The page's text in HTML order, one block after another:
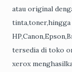
atau original
tersedia di toko
xerox